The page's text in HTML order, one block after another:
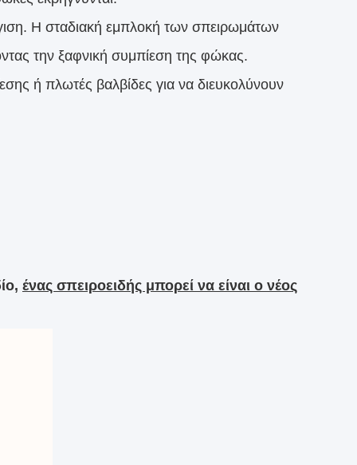
Η σταδιακή εμπλοκή των σπειρωμάτων
την ξαφνική συμπίεση της φώκας.
ή πλωτές βαλβίδες για να διευκολύνουν
ένας σπειροειδής μπορεί να είναι ο νέος